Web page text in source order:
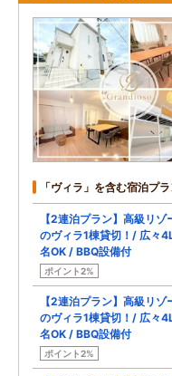
「ヴィラ」を含む宿泊プ
【2連泊プラン】高級リ
のヴィラ1棟貸切！/ 広々
名OK / BBQ設備付
ポイント2%
【2連泊プラン】高級リ
のヴィラ1棟貸切！/ 広々
名OK / BBQ設備付
ポイント2%